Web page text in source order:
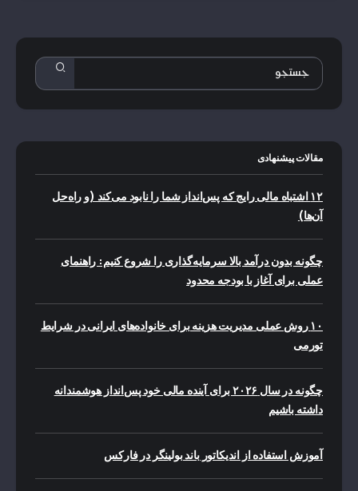
مقالات پیشنهادی
۱۲ اشتباه مالی رایج که پس‌انداز شما را نابود می‌کند (و راه‌حل
آن‌ها)
چگونه بدون درآمد بالا سرمایه‌گذاری را شروع کنیم: راهنمای
عملی برای آغاز با بودجه محدود
۱۰ روش عملی مدیریت هزینه برای خانواده‌های ایرانی در شرایط
تورمی
چگونه در سال ۲۰۲۶ برای آینده مالی خود پس‌انداز هوشمندانه
داشته باشیم
آموزش استفاده از اندیکاتور باند بولینگر در فارکس